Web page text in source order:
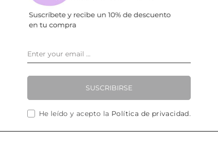
SUSCRIBIRSE
He leído y acepto la Política de privacidad.